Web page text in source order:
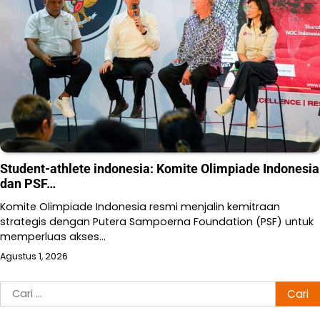
Student-athlete indonesia: Komite Olimpiade Indonesia
dan PSF…
Komite Olimpiade Indonesia resmi menjalin kemitraan
strategis dengan Putera Sampoerna Foundation (PSF) untuk
memperluas akses…
Agustus 1, 2026
Cari
untuk: